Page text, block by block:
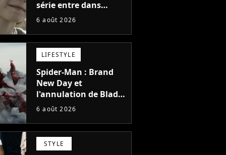
série entre dans
l'histoire de Netflix en
6 août 2026
LIFESTYLE
Spider-Man : Brand
New Day et
l'annulation de Blade
montrent que Marvel
faire quoi que ce soit
de simple
6 août 2026
STYLE